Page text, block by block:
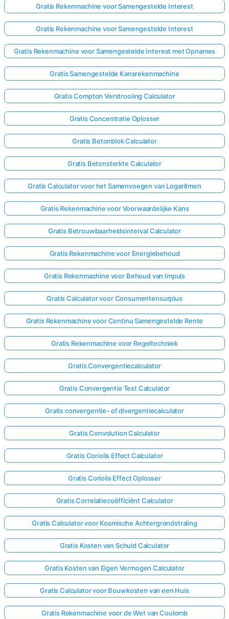
Gratis Rekenmachine voor Samengestelde Interest
Gratis Rekenmachine voor Samengestelde Interest
Gratis Rekenmachine voor Samengestelde Interest met Opnames
Gratis Samengestelde Kansrekenmachine
Gratis Compton Verstrooiing Calculator
Gratis Concentratie Oplosser
Gratis Betonblok Calculator
Gratis Betonsterkte Calculator
Gratis Calculator voor het Samenvoegen van Logaritmen
Gratis Rekenmachine voor Voorwaardelijke Kans
Gratis Betrouwbaarheidsinterval Calculator
Gratis Rekenmachine voor Energiebehoud
Gratis Rekenmachine voor Behoud van Impuls
Gratis Calculator voor Consumentensurplus
Gratis Rekenmachine voor Continu Samengestelde Rente
Gratis Rekenmachine voor Regeltechniek
Gratis Convergentiecalculator
Gratis Convergentie Test Calculator
Gratis convergentie- of divergentiecalculator
Gratis Convolution Calculator
Gratis Coriolis Effect Calculator
Gratis Coriolis Effect Oplosser
Gratis Correlatiecoëfficiënt Calculator
Gratis Calculator voor Kosmische Achtergrondstraling
Gratis Kosten van Schuld Calculator
Gratis Kosten van Eigen Vermogen Calculator
Gratis Calculator voor Bouwkosten van een Huis
Gratis Rekenmachine voor de Wet van Coulomb